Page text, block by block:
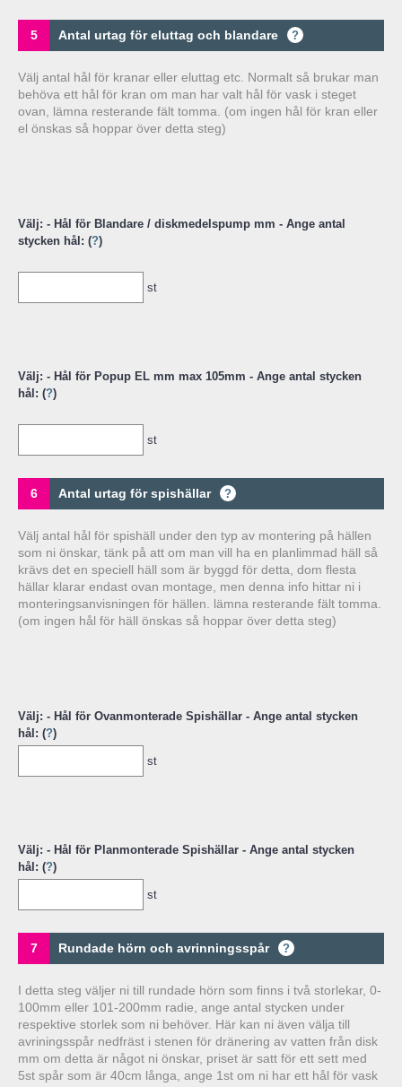
5 Antal urtag för eluttag och blandare ?
Välj antal hål för kranar eller eluttag etc. Normalt så brukar man
behöva ett hål för kran om man har valt hål för vask i steget
ovan, lämna resterande fält tomma. (om ingen hål för kran eller
el önskas så hoppar över detta steg)
Välj: - Hål för Blandare / diskmedelspump mm - Ange antal
stycken hål: (?)
st
Välj: - Hål för Popup EL mm max 105mm - Ange antal stycken
hål: (?)
st
6 Antal urtag för spishällar ?
Välj antal hål för spishäll under den typ av montering på hällen
som ni önskar, tänk på att om man vill ha en planlimmad häll så
krävs det en speciell häll som är byggd för detta, dom flesta
hällar klarar endast ovan montage, men denna info hittar ni i
monteringsanvisningen för hällen. lämna resterande fält tomma.
(om ingen hål för häll önskas så hoppar över detta steg)
Välj: - Hål för Ovanmonterade Spishällar - Ange antal stycken
hål: (?)
st
Välj: - Hål för Planmonterade Spishällar - Ange antal stycken
hål: (?)
st
7 Rundade hörn och avrinningsspår ?
I detta steg väljer ni till rundade hörn som finns i två storlekar, 0-
100mm eller 101-200mm radie, ange antal stycken under
respektive storlek som ni behöver. Här kan ni även välja till
avriningsspår nedfräst i stenen för dränering av vatten från disk
mm om detta är något ni önskar, priset är satt för ett sett med
5st spår som är 40cm långa, ange 1st om ni har ett hål för vask